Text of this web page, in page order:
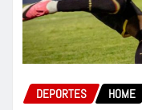
DEPORTES HOME